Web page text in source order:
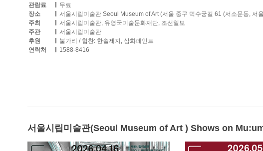
관람료
무료
장소
서울시립미술관 Seoul Museum of Art (서울 중구 덕수궁길 61 (서소문동, 서
주최
서울시립미술관, 유영국미술문화재단, 조선일보
주관
서울시립미술관
후원
불가리 / 협찬: 한솔제지, 삼화페인트
연락처
1588-8416
서울시립미술관(Seoul Museum of Art ) Shows on